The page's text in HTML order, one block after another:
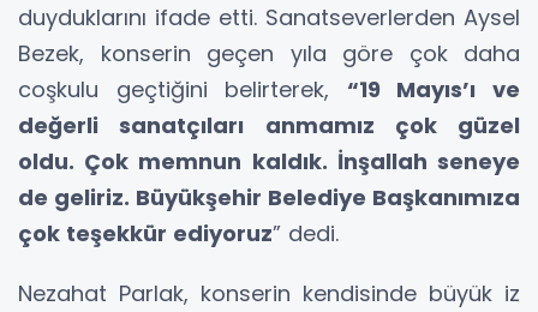
duyduklarını ifade etti. Sanatseverlerden Aysel
Bezek, konserin geçen yıla göre çok daha
coşkulu geçtiğini belirterek, “19 Mayıs’ı ve
değerli sanatçıları anmamız çok güzel
oldu. Çok memnun kaldık. İnşallah seneye
de geliriz. Büyükşehir Belediye Başkanımıza
çok teşekkür ediyoruz” dedi.
Nezahat Parlak, konserin kendisinde büyük iz